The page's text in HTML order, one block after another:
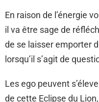
En raison de l’énergie
il va être sage de
de se laisser emporter
lorsqu’il s’agit de
Les ego peuvent
de cette Eclipse du